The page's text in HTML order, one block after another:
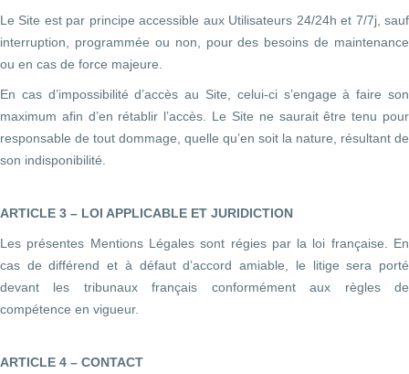
Le Site est par principe accessible aux Utilisateurs 24/24h et 7/7j, sauf
interruption, programmée ou non, pour des besoins de maintenance
ou en cas de force majeure.
En cas d’impossibilité d’accès au Site, celui-ci s’engage à faire son
maximum afin d’en rétablir l’accès. Le Site ne saurait être tenu pour
responsable de tout dommage, quelle qu’en soit la nature, résultant de
son indisponibilité.
ARTICLE 3 – LOI APPLICABLE ET JURIDICTION
Les présentes Mentions Légales sont régies par la loi française. En
cas de différend et à défaut d’accord amiable, le litige sera porté
devant les tribunaux français conformément aux règles de
compétence en vigueur.
ARTICLE 4 – CONTACT